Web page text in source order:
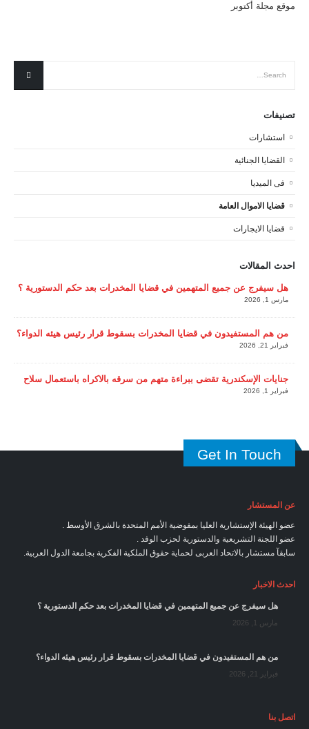
موقع مجلة أكتوبر
تصنيفات
استشارات
القضايا الجنائية
فى الميديا
قضايا الاموال العامة
قضايا الايجارات
احدث المقالات
هل سيفرج عن جميع المتهمين في قضايا المخدرات بعد حكم الدستورية ؟
مارس 1, 2026
من هم المستفيدون في قضايا المخدرات بسقوط قرار رئيس هيئه الدواء؟
فبراير 21, 2026
جنايات الإسكندرية تقضى ببراءة متهم من سرقه بالاكراه باستعمال سلاح
فبراير 1, 2026
Get In Touch
عن المستشار
عضو الهيئة الإستشارية العليا بمفوضية الأمم المتحدة بالشرق الأوسط .
عضو اللجنة التشريعية والدستورية لحزب الوفد .
سابقآ مستشار بالاتحاد العربى لحماية حقوق الملكية الفكرية بجامعة الدول العربية.
احدث الاخبار
هل سيفرج عن جميع المتهمين في قضايا المخدرات بعد حكم الدستورية ؟
مارس 1, 2026
من هم المستفيدون في قضايا المخدرات بسقوط قرار رئيس هيئه الدواء؟
فبراير 21, 2026
اتصل بنا